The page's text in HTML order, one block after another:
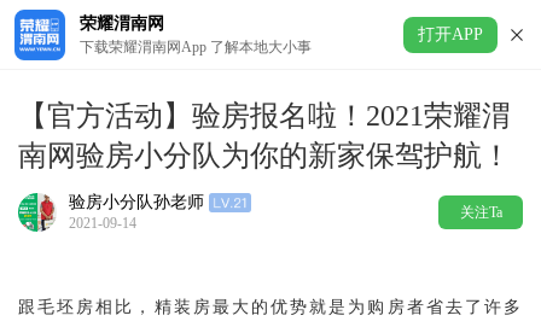
荣耀渭南网
下载荣耀渭南网App 了解本地大小事
打开APP
【官方活动】验房报名啦！2021荣耀渭
南网验房小分队为你的新家保驾护航！
验房小分队孙老师
2021-09-14
关注Ta
跟毛坯房相比，精装房最大的优势就是为购房者省去了许多